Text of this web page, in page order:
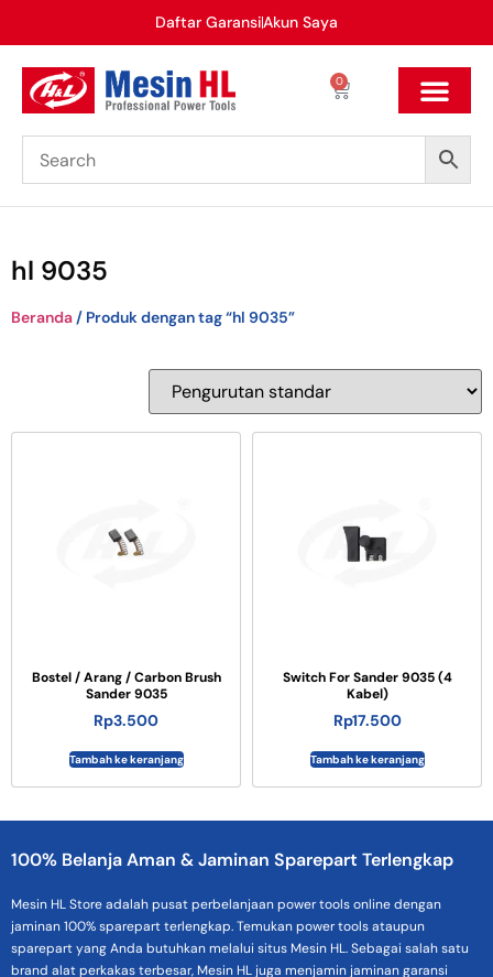
Daftar GaransiAkun Saya
0
hl 9035
Beranda / Produk dengan tag “hl 9035”
Bostel / Arang / Carbon Brush
Sander 9035
Rp3.500
Tambah ke keranjang
Switch For Sander 9035 (4
Kabel)
Rp17.500
Tambah ke keranjang
100% Belanja Aman & Jaminan Sparepart Terlengkap
Mesin HL Store adalah pusat perbelanjaan power tools online dengan
jaminan 100% sparepart terlengkap. Temukan power tools ataupun
sparepart yang Anda butuhkan melalui situs Mesin HL. Sebagai salah satu
brand alat perkakas terbesar, Mesin HL juga menjamin jaminan garansi